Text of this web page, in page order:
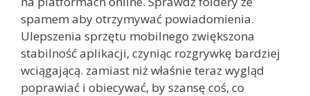
spamem aby otrzymywać powiadomienia.
Ulepszenia sprzętu mobilnego zwiększona
stabilność aplikacji, czyniąc rozgrywkę bardziej
wciągającą. zamiast niż właśnie teraz wygląd
poprawiać i obiecywać, by szansę coś, co